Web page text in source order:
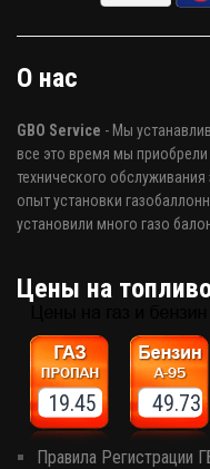
О нас
GBO Service - Мы
все это время мы
технического
опыт установки
установили много газо
Цены на
19.45 49.73
Правила Регистрации